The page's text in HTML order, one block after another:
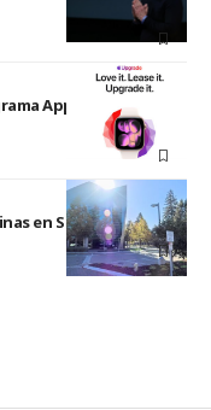
Apple Upgrade
en Sunnyvale